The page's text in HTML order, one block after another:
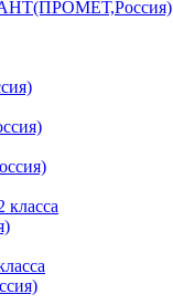
класса